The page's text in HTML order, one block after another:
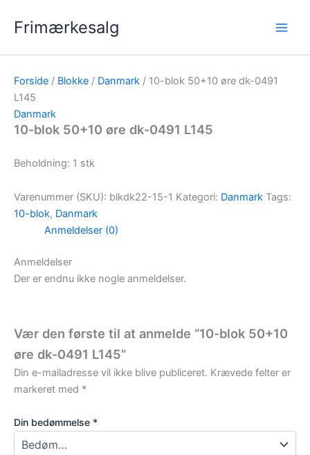
Frimærkesalg
Forside / Blokke / Danmark / 10-blok 50+10 øre dk-0491
L145
Danmark
10-blok 50+10 øre dk-0491 L145
Beholdning: 1 stk
Varenummer (SKU): blkdk22-15-1 Kategori: Danmark Tags:
10-blok, Danmark
Anmeldelser (0)
Anmeldelser
Der er endnu ikke nogle anmeldelser.
Vær den første til at anmelde “10-blok 50+10
øre dk-0491 L145”
Din e-mailadresse vil ikke blive publiceret. Krævede felter er
markeret med *
Din bedømmelse *